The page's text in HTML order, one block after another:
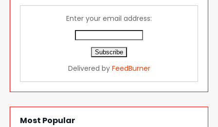
Enter your email address:
Delivered by FeedBurner
Most Popular